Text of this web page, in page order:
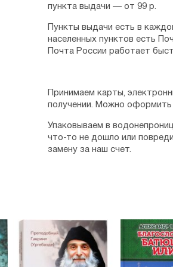
почитать о ней книгу и
данное издание будет
немало в целом материала о
Юлиана
22.05.2021
Сомневалась, купить или не
некоторое время жила со
С другой стороны, эту
в статье "Второе
сайтах "Православие.ру" и
пункта выдачи — от 99 р.
Пункты выдачи есть в
населенных пунктов есть
Почта России работает
Принимаем карты,
получении. Можно оформить
Упаковываем в
что-то не дошло или
замену за наш счет.